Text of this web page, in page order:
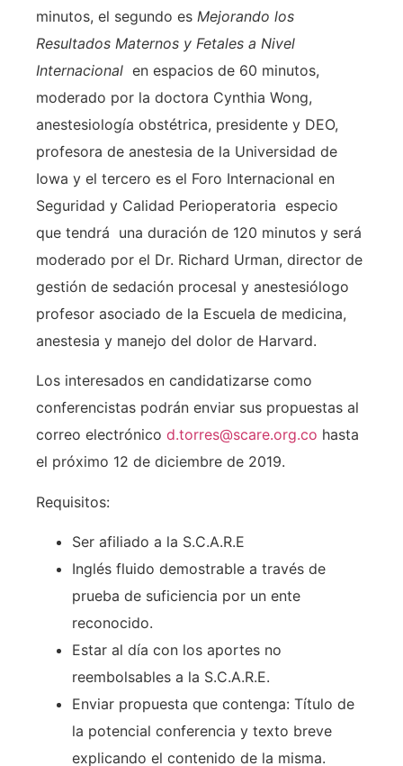
minutos, el segundo es Mejorando los
Resultados Maternos y Fetales a Nivel
Internacional en espacios de 60 minutos,
moderado por la doctora Cynthia Wong,
anestesiología obstétrica, presidente y DEO,
profesora de anestesia de la Universidad de
Iowa y el tercero es el Foro Internacional en
Seguridad y Calidad Perioperatoria especio
que tendrá una duración de 120 minutos y será
moderado por el Dr. Richard Urman, director de
gestión de sedación procesal y anestesiólogo
profesor asociado de la Escuela de medicina,
anestesia y manejo del dolor de Harvard.
Los interesados en candidatizarse como
conferencistas podrán enviar sus propuestas al
correo electrónico d.torres@scare.org.co hasta
el próximo 12 de diciembre de 2019.
Requisitos:
Ser afiliado a la S.C.A.R.E
Inglés fluido demostrable a través de
prueba de suficiencia por un ente
reconocido.
Estar al día con los aportes no
reembolsables a la S.C.A.R.E.
Enviar propuesta que contenga: Título de
la potencial conferencia y texto breve
explicando el contenido de la misma.